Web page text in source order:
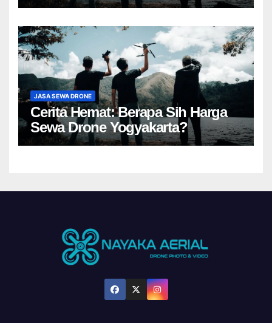
JASA SEWA DRONE
Cerita Hemat: Berapa Sih Harga
Sewa Drone Yogyakarta?